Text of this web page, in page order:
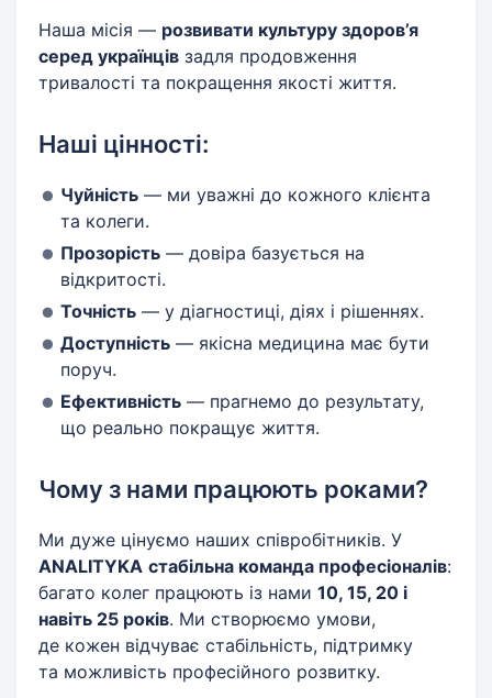
Наша місія — розвивати культуру здоров’я
серед українців задля продовження
тривалості та покращення якості життя.
Наші цінності:
Чуйність — ми уважні до кожного клієнта
та колеги.
Прозорість — довіра базується на
відкритості.
Точність — у діагностиці, діях і рішеннях.
Доступність — якісна медицина має бути
поруч.
Ефективність — прагнемо до результату,
що реально покращує життя.
Чому з нами працюють роками?
Ми дуже цінуємо наших співробітників. У
ANALITYKA стабільна команда професіоналів:
багато колег працюють із нами 10, 15, 20 і
навіть 25 років. Ми створюємо умови,
де кожен відчуває стабільність, підтримку
та можливість професійного розвитку.